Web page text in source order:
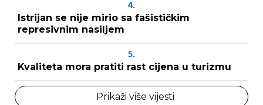
4.
Istrijan se nije mirio sa fašističkim
represivnim nasiljem
5.
Kvaliteta mora pratiti rast cijena u turizmu
Prikaži više vijesti